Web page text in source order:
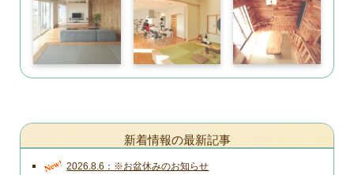
新着情報の最新記事
New! 2026.8.6 ※お盆休みのお知らせ